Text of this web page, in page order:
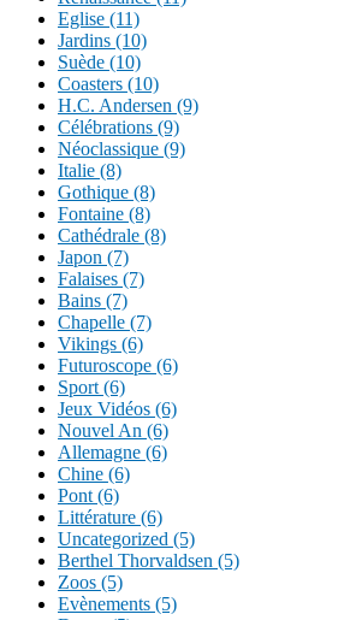
Eglise (11)
Jardins (10)
Suède (10)
Coasters (10)
H.C. Andersen (9)
Célébrations (9)
Néoclassique (9)
Italie (8)
Gothique (8)
Fontaine (8)
Cathédrale (8)
Japon (7)
Falaises (7)
Bains (7)
Chapelle (7)
Vikings (6)
Futuroscope (6)
Sport (6)
Jeux Vidéos (6)
Nouvel An (6)
Allemagne (6)
Chine (6)
Pont (6)
Littérature (6)
Uncategorized (5)
Berthel Thorvaldsen (5)
Zoos (5)
Evènements (5)